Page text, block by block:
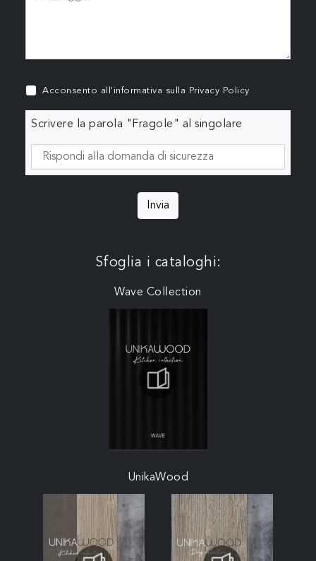
Acconsento all'informativa sulla Privacy Policy
Scrivere la parola "Fragole" al singolare
Invia
Sfoglia i cataloghi:
Wave Collection
UnikaWood